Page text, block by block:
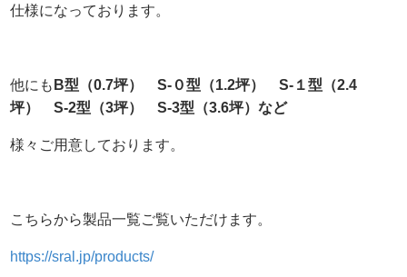
仕様になっております。
他にも B型（0.7坪） S-０型（1.2坪） S-１型（2.4
坪） S-2型（3坪） S-3型（3.6坪）など
様々ご用意しております。
こちらから製品一覧ご覧いただけます。
https://sral.jp/products/